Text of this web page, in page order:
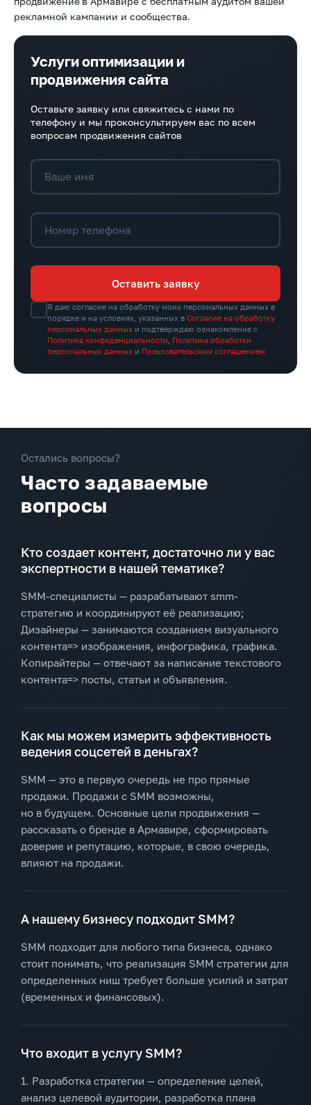
рекламной кампании и сообщества.
Услуги оптимизации и
продвижения сайта
Оставьте заявку или свяжитесь с нами по
телефону и мы проконсультируем вас по всем
вопросам продвижения сайтов
Ваше имя
Номер телефона
Оставить заявку
Я даю согласие на обработку моих персональных данных в
порядке и на условиях, указанных в Согласие на обработку
персональных данных и подтверждаю ознакомление с
Политика конфиденциальности
Политика обработки
персональных данных и Пользовательским соглашением
Остались вопросы?
Часто задаваемые
вопросы
Кто создает контент, достаточно ли у вас
экспертности в нашей тематике?
SMM-специалисты — разрабатывают smm-
стратегию и координируют её реализацию;
Дизайнеры — занимаются созданием визуального
контента=> изображения, инфографика, графика.
Копирайтеры — отвечают за написание текстового
контента=> посты, статьи и объявления.
Как мы можем измерить эффективность
ведения соцсетей в деньгах?
SMM — это в первую очередь не про прямые
продажи. Продажи с SMM возможны,
но в будущем. Основные цели продвижения —
рассказать о бренде в Армавире, сформировать
доверие и репутацию, которые, в свою очередь,
влияют на продажи.
А нашему бизнесу подходит SMM?
SMM подходит для любого типа бизнеса, однако
стоит понимать, что реализация SMM стратегии для
определенных ниш требует больше усилий и затрат
(временных и финансовых).
Что входит в услугу SMM?
1. Разработка стратегии — определение целей,
анализ целевой аудитории, разработка плана